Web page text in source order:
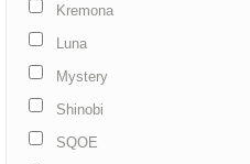
Kremona
Luna
Mystery
Shinobi
SQOE